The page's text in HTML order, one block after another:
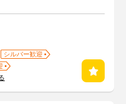
シルバー歓迎